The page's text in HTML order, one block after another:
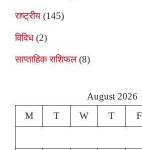
राष्ट्रीय (145)
विविध(2)
साप्ताहिक राशिफल(8)
August 2026
M
T W T F